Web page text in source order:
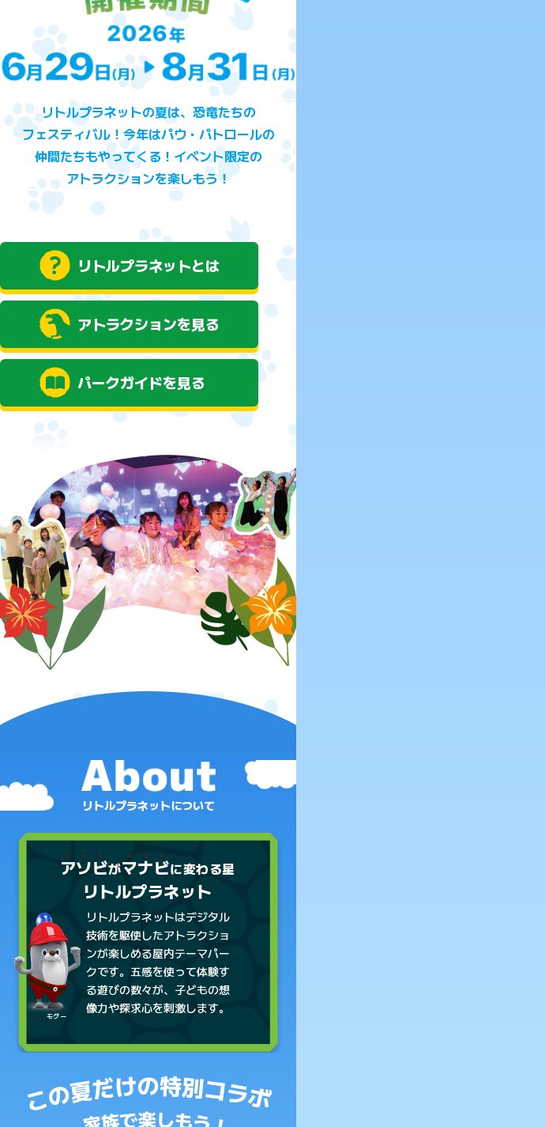
リトルプラネットの夏は、恐竜たちの
フェスティバル！今年はパウ・パトロールの
仲間たちもやってくる！イベント限定の
アトラクションを楽しもう！
リトルプラネットとは
アトラクションを見る
パークガイドを見る
リトルプラネットについて
アソビがマナビに変わる星
リトルプラネット
モグー
リトルプラネットはデジタル
技術を駆使したアトラクショ
ンが楽しめる屋内テーマパー
クです。五感を使って体験す
る遊びの数々が、子どもの想
像力や探求心を刺激します。